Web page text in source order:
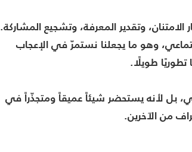
وتقدير المعرفة، وتشجيع المشاركة.
وهو ما يجعلنا نستمرّ في الإعجاب
تطوريًا طويلًا.
بل لأنه يستحضر شيئاً عميقاً ومتجذّراً في
من الآخرين.